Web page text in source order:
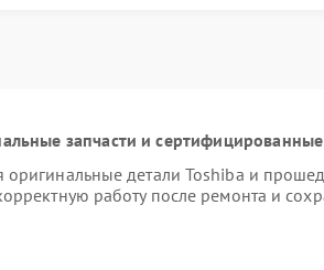
запчасти и
оригинальные детали Toshiba и
работу после ремонта и